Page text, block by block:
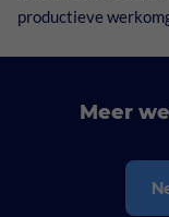
productieve
Meer